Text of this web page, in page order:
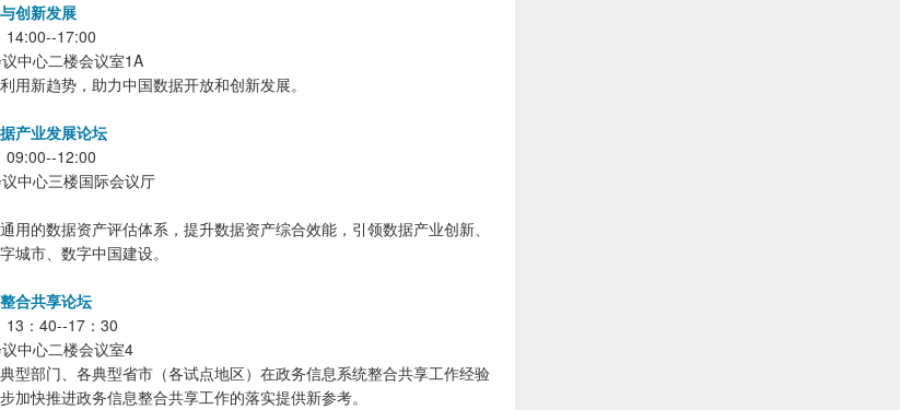
创新发展
17:00
中心二楼会议室1A
用新趋势，助力中国数据开放和创新发展。
产业发展论坛
12:00
中心三楼国际会议厅
用的数据资产评估体系，提升数据资产综合效能，引领数据产业创新、
城市、数字中国建设。
合共享论坛
：40--17：30
中心二楼会议室4
型部门、各典型省市（各试点地区）在政务信息系统整合共享工作经验
加快推进政务信息整合共享工作的落实提供新参考。